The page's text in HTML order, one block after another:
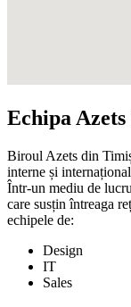
Echipa
Biroul Azets din
interne și
Într-un mediu de
care susțin întreaga
echipele de:
Design
IT
Sales